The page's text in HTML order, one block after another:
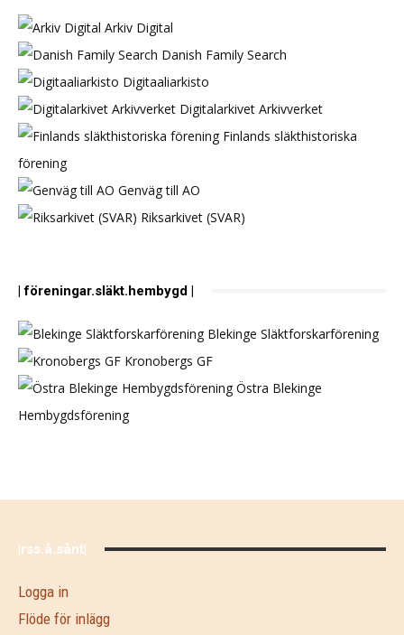
Arkiv Digital
Danish Family Search
Digitaaliarkisto
Digitalarkivet Arkivverket
Finlands släkthistoriska
förening
Genväg till AO
Riksarkivet (SVAR)
| föreningar.släkt.hembygd |
Blekinge Släktforskarförening
Kronobergs GF
Östra Blekinge
Hembygdsförening
|rss.å.sånt|
Logga in
Flöde för inlägg